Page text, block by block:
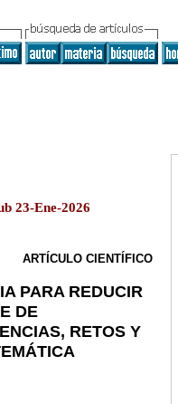
23-Ene-2026
ARTÍCULO CIENTÍFICO
PARA REDUCIR
DE
RETOS Y